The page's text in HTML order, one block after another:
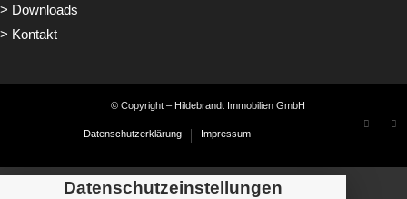
> Downloads
> Kontakt
© Copyright – Hildebrandt Immobilien GmbH
Datenschutzerklärung Impressum
Datenschutzeinstellungen